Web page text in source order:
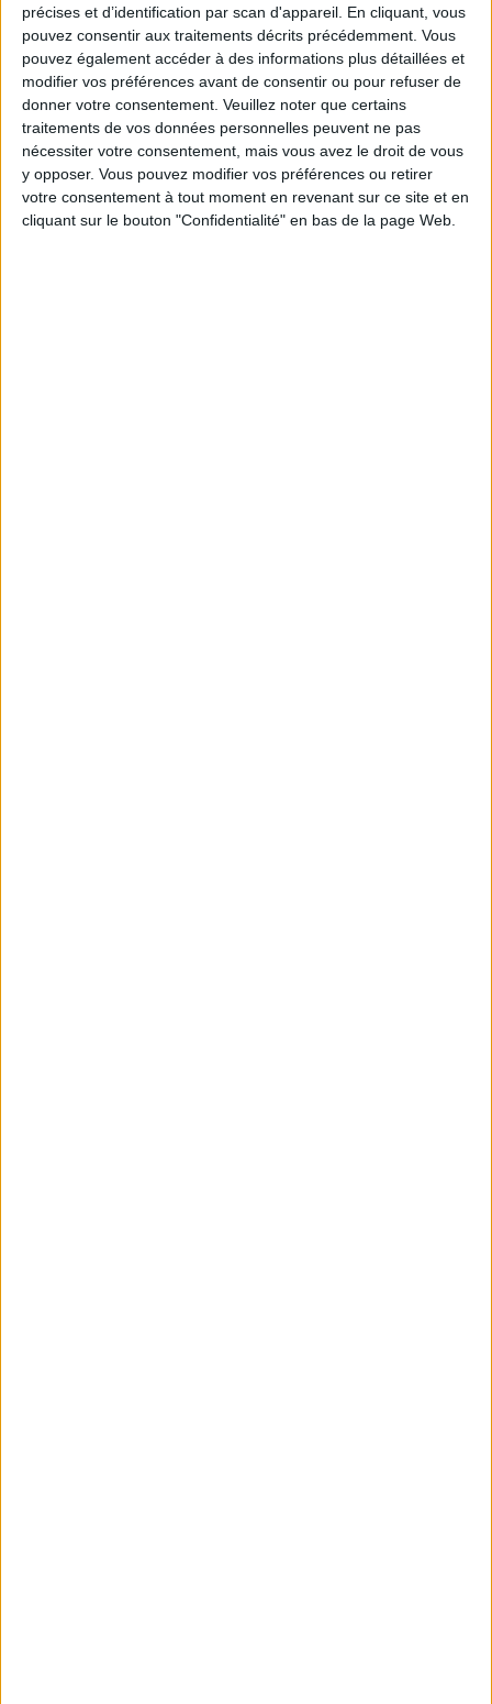
précises et d’identification par scan d'appareil. En cliquant, vous
pouvez consentir aux traitements décrits précédemment. Vous
pouvez également accéder à des informations plus détaillées et
modifier vos préférences avant de consentir ou pour refuser de
donner votre consentement. Veuillez noter que certains
traitements de vos données personnelles peuvent ne pas
nécessiter votre consentement, mais vous avez le droit de vous
y opposer. Vous pouvez modifier vos préférences ou retirer
votre consentement à tout moment en revenant sur ce site et en
cliquant sur le bouton "Confidentialité" en bas de la page Web.
Peut-on remplacer la viande par des féculents
? Consultation diététique du 05/08/2026